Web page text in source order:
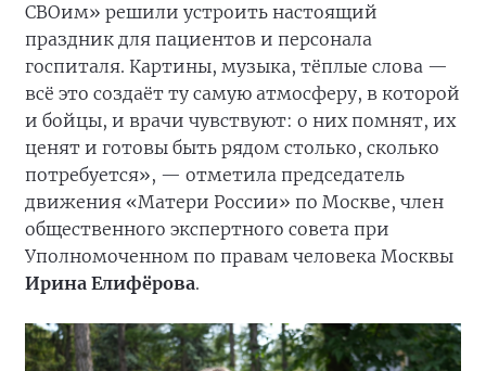
СВОим» решили устроить настоящий
праздник для пациентов и персонала
госпиталя. Картины, музыка, тёплые слова —
всё это создаёт ту самую атмосферу, в которой
и бойцы, и врачи чувствуют: о них помнят, их
ценят и готовы быть рядом столько, сколько
потребуется», — отметила председатель
движения «Матери России» по Москве, член
общественного экспертного совета при
Уполномоченном по правам человека Москвы
Ирина Елифёрова.